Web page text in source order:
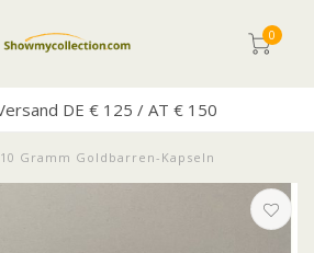
0
Sehr Guter Service
10 Gramm Goldbarren-Kapseln